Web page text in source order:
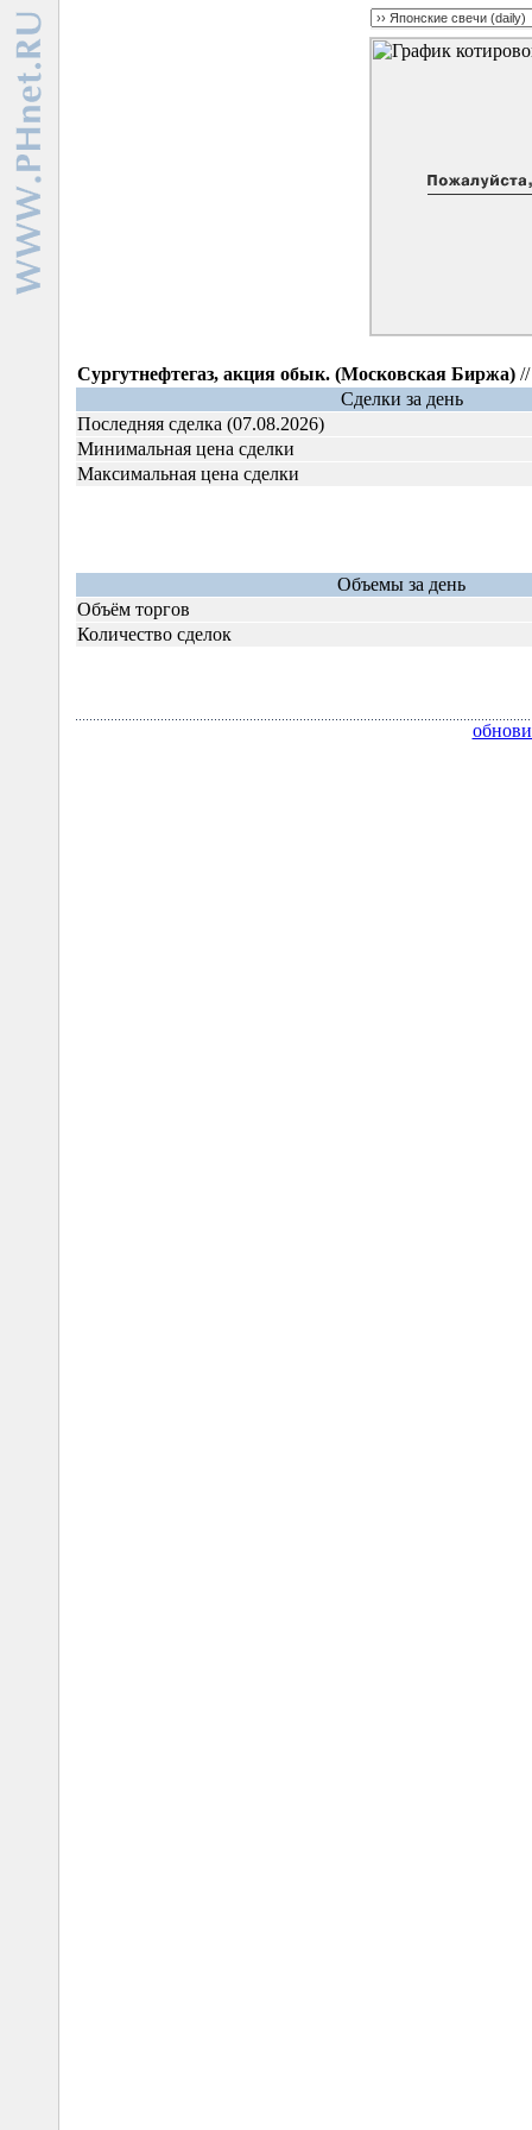
Сургутнефтегаз, акция обык. (Московская Биржа)
Сделки за день
Последняя сделка (07.08.2026)
Минимальная цена сделки
Максимальная цена сделки
Объемы за день
Объём торгов
Количество сделок